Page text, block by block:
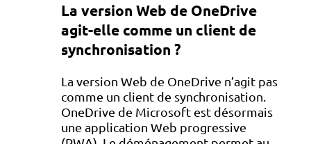
La version Web de OneDrive
agit-elle comme un client de
synchronisation ?
La version Web de OneDrive n’agit pas
comme un client de synchronisation.
OneDrive de Microsoft est désormais
une application Web progressive